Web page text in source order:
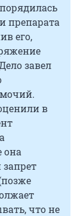
препарата
его,
завел
в
она
что не